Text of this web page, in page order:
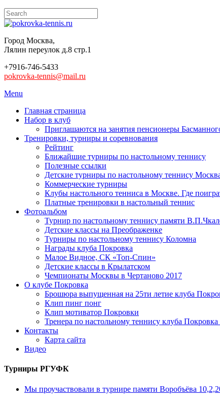
Город Москва,
Лялин переулок д.8 стр.1
+7916-746-5433
pokrovka-tennis@mail.ru
Menu
Главная страница
Набор в клуб
Приглашаются на занятия пенсионеры
Тренировки, турниры и соревнования
Рейтинг
Ближайшие турниры по настольному теннису
Полезные ссылки
Детские турниры по настольному теннису
Коммерческие турниры
Клубы настольного тенниса в Москве. Где
Платные тренировки в настольный теннис
Фотоальбом
Турнир по настольному теннису памяти
Детские классы на Преображенке
Турниры по настольному теннису Коломна
Награды клуба Покровка
Малое Видное, СК «Топ-Спин»
Детские классы в Крылатском
Чемпионаты Москвы в Чертаново 2017
О клубе Покровка
Брошюра выпущенная на 25ти летие клуба
Клип пинг понг
Клип мотиватор Покровки
Тренера по настольному теннису клуба
Контакты
Карта сайта
Видео
Турниры РГУФК
Мы проучаствовали в турнире памяти Воробъёва